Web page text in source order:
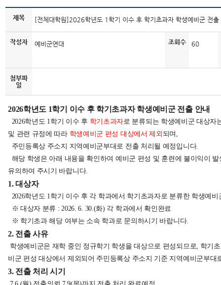
제목 [전체대학원]2026학년도 1학기 이수 후 학기초과자 학생예비군 전출
작성자 예비군연대 조회수 60
첨부파
일
2026학년도 1학기 이수 후 학기초과자 학생예비군 전출 안내
2026학년도 1학기 이수 후 학기초과자로 분류되는 학생예비군 대상자
및 관련 규정에 따라 학생예비군 편성 대상에서 제외되며,
주민등록상 주소지 지역예비군부대로 전출 처리될 예정입니다.
해당 학생은 아래 내용을 확인하여 예비군 편성 및 훈련에 불이익이
유의하여 주시기 바랍니다.
1. 대상자
2026학년도 1학기 이수 후 각 학과에서 학기초과자로 분류한 학생예비
※ 대상자 분류 : 2026. 6. 30.(화) 각 학과에서 확인완료
※ 학기초과 해당 여부는 소속 학과로 문의하시기 바랍니다.
2. 전출 사유
학생예비군은 재학 중인 정규학기 학생을 대상으로 편성되므로, 학기
비군 편성 대상에서 제외되어 주민등록상 주소지 기준 지역예비군부대
3. 전출 처리 시기